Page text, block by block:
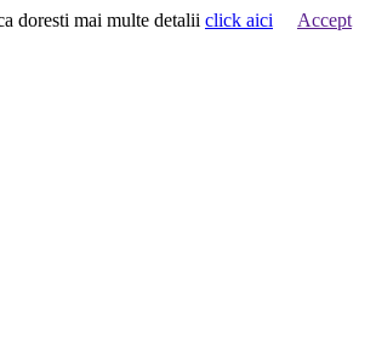
doresti mai multe detalii click aici Accept